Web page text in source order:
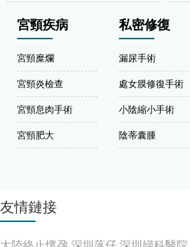
宮頸疾病
宮頸糜爛
宮頸炎檢查
宮頸息肉手術
宮頸肥大
私密修復
漏尿手術
處女膜修復手術
小陰縮小手術
陰蒂囊腫
友情鏈接